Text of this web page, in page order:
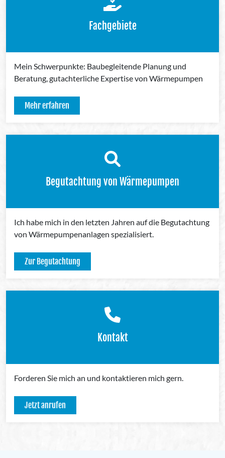
Fachgebiete
Mein Schwerpunkte: Baubegleitende Planung und
Beratung, gutachterliche Expertise von Wärmepumpen
Mehr erfahren
Begutachtung von Wärmepumpen
Ich habe mich in den letzten Jahren auf die Begutachtung
von Wärmepumpenanlagen spezialisiert.
Zur Begutachtung
Kontakt
Forderen Sie mich an und kontaktieren mich gern.
Jetzt anrufen